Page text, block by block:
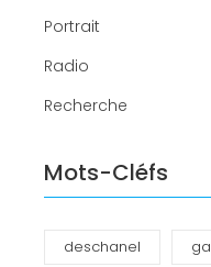
Portrait
Radio
Recherche
Mots-Cléfs
deschanel